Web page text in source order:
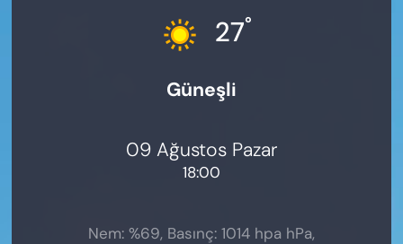
27°
Güneşli
09 Ağustos Pazar
18:00
Nem: %69, Basınç: 1014 hpa hPa,
ÖZEL HABER